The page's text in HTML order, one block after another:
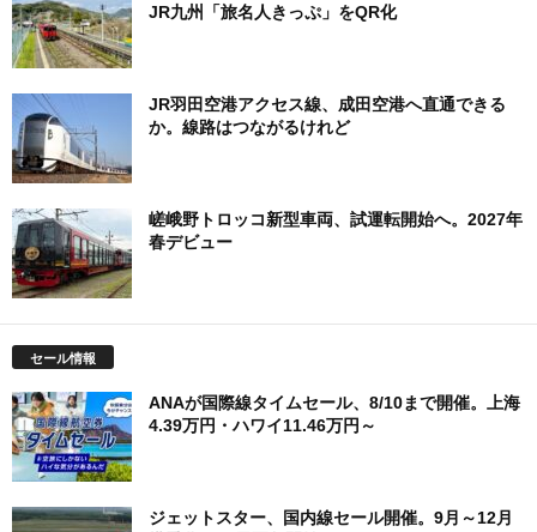
JR九州「旅名人きっぷ」をQR化
JR羽田空港アクセス線、成田空港へ直通できる
か。線路はつながるけれど
嵯峨野トロッコ新型車両、試運転開始へ。2027年
春デビュー
セール情報
ANAが国際線タイムセール、8/10まで開催。上海
4.39万円・ハワイ11.46万円～
ジェットスター、国内線セール開催。9月～12月